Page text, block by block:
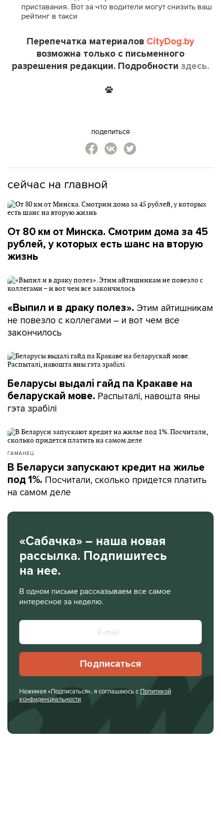
приставания. Вот за что водители могут снизить ваш
рейтинг в такси
Перепечатка материалов CityDog.by
возможна только с письменного
разрешения редакции. Подробности здесь.
поделиться
сейчас на главной
От 80 км от Минска. Смотрим дома за 45
рублей, у которых есть шанс на вторую
жизнь
«Выпил и в драку полез». Этим айтишникам
не повезло с коллегами – и вот чем все
закончилось
Беларусы выдалі гайд па Кракаве на
беларускай мове. Распыталі, навошта яны
гэта зрабілі
ГАМАНЕЦ
В Беларуси запускают кредит на жилье
под 1%. Посчитали, сколько придется платить
на самом деле
«Сабачка» – наша новая
рассылка. Подпишитесь
на нее.
В одном письме рассказываем все самое
интересное за неделю.
Подписаться
Нажимая «Подписаться», я соглашаюсь с Политикой
конфиденциальности.